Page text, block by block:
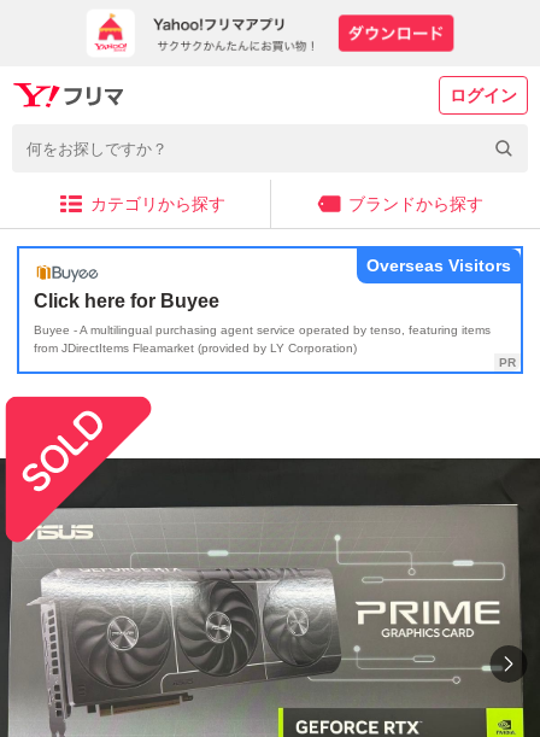
ログイン
カテゴリから探す ブランドから探す
Click here for Buyee
Buyee - A multilingual purchasing agent service operated by tenso, featuring items
from JDirectItems Fleamarket (provided by LY Corporation)
Overseas Visitors